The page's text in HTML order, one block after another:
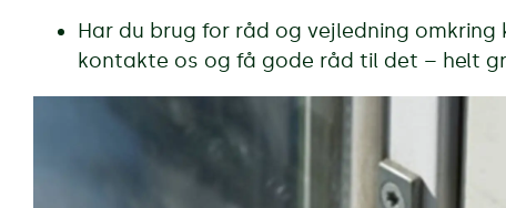
Har du brug for råd og vejledning
kontakte os og få gode råd til det – helt